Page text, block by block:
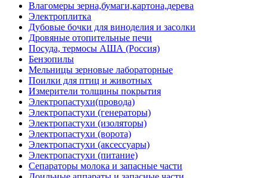
Влагомеры зерна,бумаги,картона,дерева
Электроплитка
Дубовые бочки для виноделия и засолки
Дровяные отопительные печи
Посуда, термосы АША (Россия)
Бензопилы
Мельницы зерновые лабораторные
Поилки для птиц и животных
Измерители толщины покрытия
Электропастухи(провода)
Электропастухи (генераторы)
Электропастухи (изоляторы)
Электропастухи (ворота)
Электропастухи (аксессуары)
Электропастухи (питание)
Сепараторы молока и запасные части